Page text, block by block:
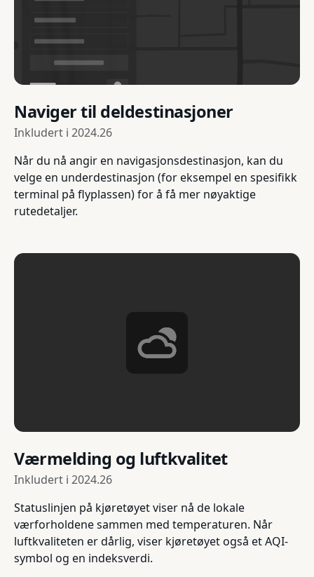
Naviger til deldestinasjoner
Inkludert i 2024.26
Når du nå angir en navigasjonsdestinasjon, kan du
velge en underdestinasjon (for eksempel en spesifikk
terminal på flyplassen) for å få mer nøyaktige
rutedetaljer.
Værmelding og luftkvalitet
Inkludert i 2024.26
Statuslinjen på kjøretøyet viser nå de lokale
værforholdene sammen med temperaturen. Når
luftkvaliteten er dårlig, viser kjøretøyet også et AQI-
symbol og en indeksverdi.